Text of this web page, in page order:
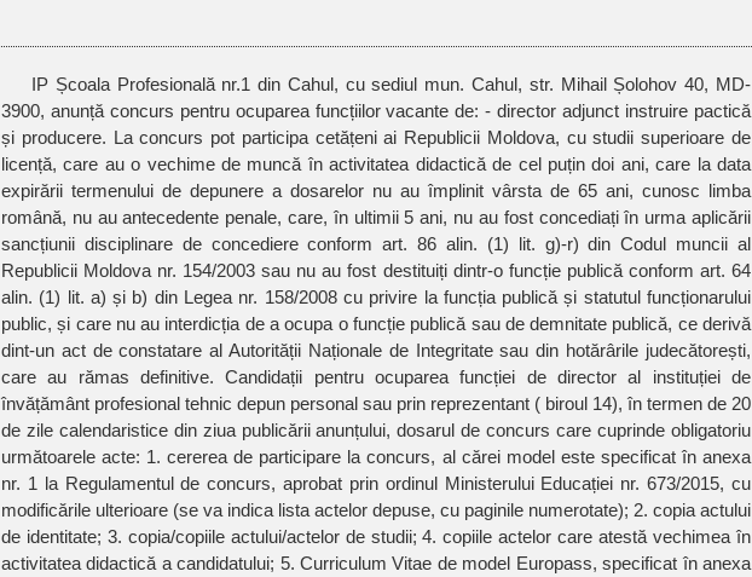
IP Școala Profesională nr.1 din Cahul, cu sediul mun. Cahul, str. Mihail Șolohov 40, MD-
3900, anunță concurs pentru ocuparea funcțiilor vacante de: - director adjunct instruire pactică
și producere. La concurs pot participa cetățeni ai Republicii Moldova, cu studii superioare de
licență, care au o vechime de muncă în activitatea didactică de cel puțin doi ani, care la data
expirării termenului de depunere a dosarelor nu au împlinit vârsta de 65 ani, cunosc limba
română, nu au antecedente penale, care, în ultimii 5 ani, nu au fost concediați în urma aplicării
sancțiunii disciplinare de concediere conform art. 86 alin. (1) lit. g)-r) din Codul muncii al
Republicii Moldova nr. 154/2003 sau nu au fost destituiți dintr-o funcție publică conform art. 64
alin. (1) lit. a) și b) din Legea nr. 158/2008 cu privire la funcția publică și statutul funcționarului
public, și care nu au interdicția de a ocupa o funcție publică sau de demnitate publică, ce derivă
dint-un act de constatare al Autorității Naționale de Integritate sau din hotărârile judecătorești,
care au rămas definitive. Candidații pentru ocuparea funcției de director al instituției de
învățământ profesional tehnic depun personal sau prin reprezentant ( biroul 14), în termen de 20
de zile calendaristice din ziua publicării anunțului, dosarul de concurs care cuprinde obligatoriu
următoarele acte: 1. cererea de participare la concurs, al cărei model este specificat în anexa
nr. 1 la Regulamentul de concurs, aprobat prin ordinul Ministerului Educației nr. 673/2015, cu
modificările ulterioare (se va indica lista actelor depuse, cu paginile numerotate); 2. copia actului
de identitate; 3. copia/copiile actului/actelor de studii; 4. copiile actelor care atestă vechimea în
activitatea didactică a candidatului; 5. Curriculum Vitae de model Europass, specificat în anexa